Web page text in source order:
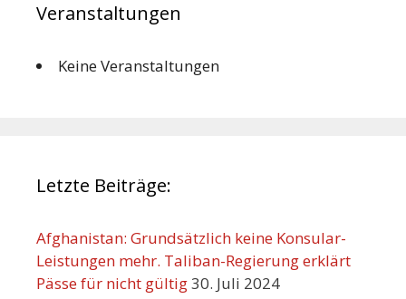
Veranstaltungen
Keine Veranstaltungen
Letzte Beiträge:
Afghanistan: Grundsätzlich keine Konsular-
Leistungen mehr. Taliban-Regierung erklärt
Pässe für nicht gültig30. Juli 2024